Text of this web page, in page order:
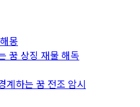
몽
꿈 상징 재물 해독
계하는 꿈 전조 암시